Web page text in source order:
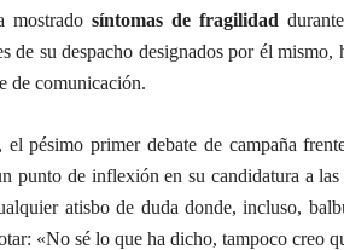
mostrado síntomas de fragilidad
de su despacho designados por él
de comunicación.
el pésimo primer debate de campaña
punto de inflexión en su candidatura a
atisbo de duda donde, incluso,
«No sé lo que ha dicho, tampoco creo